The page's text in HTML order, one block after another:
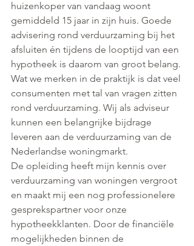
huizenkoper van vandaag woont
gemiddeld 15 jaar in zijn huis. Goede
advisering rond verduurzaming bij het
afsluiten én tijdens de looptijd van een
hypotheek is daarom van groot belang.
Wat we merken in de praktijk is dat veel
consumenten met tal van vragen zitten
rond verduurzaming. Wij als adviseur
kunnen een belangrijke bijdrage
leveren aan de verduurzaming van de
Nederlandse woningmarkt.
De opleiding heeft mijn kennis over
verduurzaming van woningen vergroot
en maakt mij een nog professionelere
gesprekspartner voor onze
hypotheekklanten. Door de financiële
mogelijkheden binnen de